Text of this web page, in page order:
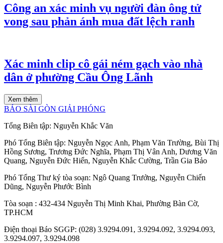
Công an xác minh vụ người đàn ông tử
vong sau phản ánh mua đất lệch ranh
Xác minh clip cô gái ném gạch vào nhà
dân ở phường Cầu Ông Lãnh
Xem thêm
BÁO SÀI GÒN GIẢI PHÓNG
Tổng Biên tập: Nguyễn Khắc Văn
Phó Tổng Biên tập: Nguyễn Ngọc Anh, Phạm Văn Trường, Bùi Thị
Hồng Sương, Trương Đức Nghĩa, Phạm Thị Vân Anh, Dương Văn
Quang, Nguyễn Đức Hiển, Nguyễn Khắc Cường, Trần Gia Bảo
Phó Tổng Thư ký tòa soạn: Ngô Quang Trưởng, Nguyễn Chiến
Dũng, Nguyễn Phước Bình
Tòa soạn : 432-434 Nguyễn Thị Minh Khai, Phường Bàn Cờ,
TP.HCM
Điện thoại Báo SGGP: (028) 3.9294.091, 3.9294.092, 3.9294.093,
3.9294.097, 3.9294.098